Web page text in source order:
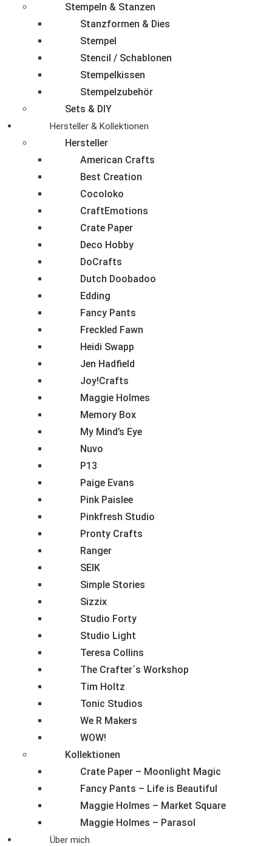
Stempeln & Stanzen
Stanzformen & Dies
Stempel
Stencil / Schablonen
Stempelkissen
Stempelzubehör
Sets & DIY
Hersteller & Kollektionen
Hersteller
American Crafts
Best Creation
Cocoloko
CraftEmotions
Crate Paper
Deco Hobby
DoCrafts
Dutch Doobadoo
Edding
Fancy Pants
Freckled Fawn
Heidi Swapp
Jen Hadfield
Joy!Crafts
Maggie Holmes
Memory Box
My Mind’s Eye
Nuvo
P13
Paige Evans
Pink Paislee
Pinkfresh Studio
Pronty Crafts
Ranger
SEIK
Simple Stories
Sizzix
Studio Forty
Studio Light
Teresa Collins
The Crafter´s Workshop
Tim Holtz
Tonic Studios
We R Makers
WOW!
Kollektionen
Crate Paper – Moonlight Magic
Fancy Pants – Life is Beautiful
Maggie Holmes – Market Square
Maggie Holmes – Parasol
Über mich